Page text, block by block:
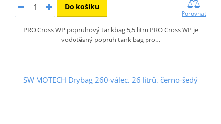
Do košíku
Porovnat
PRO Cross WP popruhový tankbag 5,5 litru PRO Cross WP je
vodotěsný popruh tank bag pro…
SW MOTECH Drybag 260-válec, 26 litrů, černo-šedý